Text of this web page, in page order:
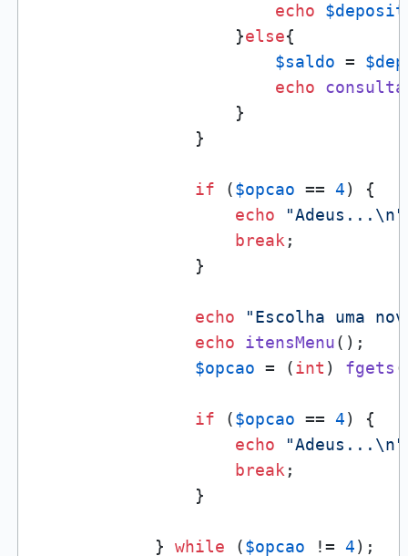
echo
                    }
else{
$saldo =
echo
                    }
                }
if ($opcao == 4) {
echo
"Adeus...\n"
break ;
                }
echo
"Escolha uma
echo
itensMenu();
$opcao = (int ) fgets
if ($opcao == 4) {
echo
"Adeus...\n"
break ;
                }
            }
while ($opcao != 4);